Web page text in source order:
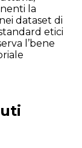
la
dataset di
etici
l’bene